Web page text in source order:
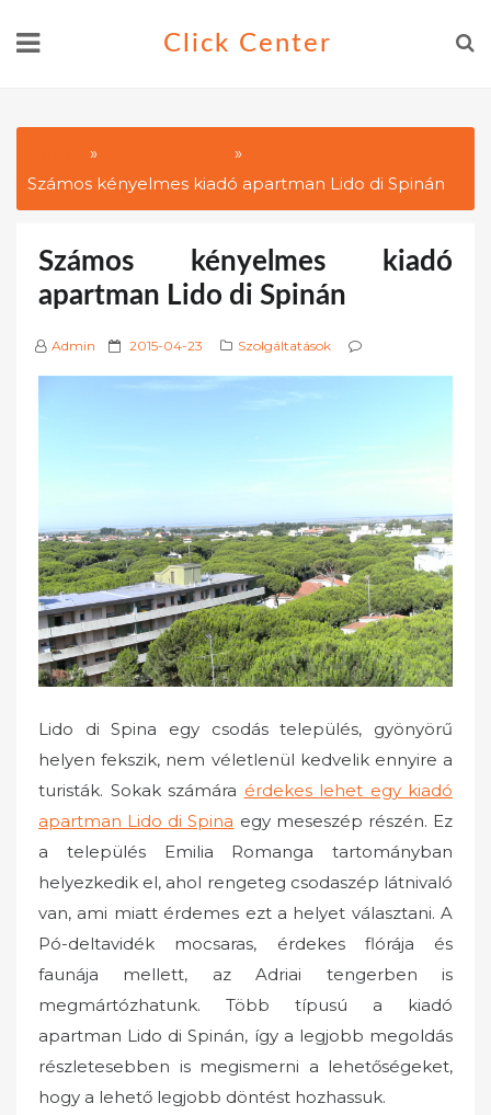
Click Center
Számos kényelmes kiadó apartman Lido di Spinán
Számos kényelmes kiadó
apartman Lido di Spinán
Admin
P
n
2015-04-23 Szolgáltatások
Lido di Spina egy csodás település, gyönyörű
helyen fekszik, nem véletlenül kedvelik ennyire a
turisták. Sokak számára érdekes lehet egy kiadó
apartman Lido di Spina egy meseszép részén. Ez
a település Emilia Romanga tartományban
helyezkedik el, ahol rengeteg csodaszép látnivaló
van, ami miatt érdemes ezt a helyet választani. A
Pó-deltavidék mocsaras, érdekes flórája és
faunája mellett, az Adriai tengerben is
megmártózhatunk. Több típusú a kiadó
apartman Lido di Spinán, így a legjobb megoldás
részletesebben is megismerni a lehetőségeket,
hogy a lehető legjobb döntést hozhassuk.